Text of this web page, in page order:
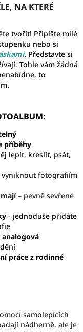
NA KTERÉ
tvořit! Připište milé
nebo si
. Představte si
Tohle vám žádná
to
příběhy
lepit, kreslit, psát,
vyniknout fotografiím
– pevně sevřené
- jednoduše přidáte
práce z rodinné
samolepících
nádherně, ale je